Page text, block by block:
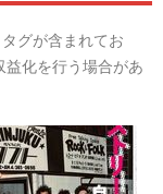
グが含まれてお
化を行う場合があ